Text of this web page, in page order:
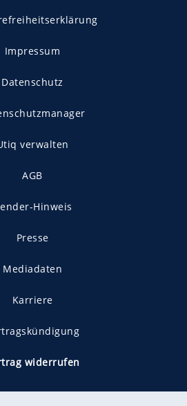
Impressum
Datenschutz
verwalten
AGB
Hinweis
Presse
Mediadaten
Karriere
widerrufen